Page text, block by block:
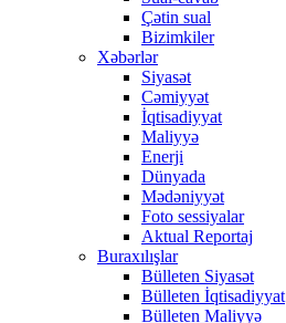
Çətin sual
Bizimkiler
Xəbərlər
Siyasət
Cəmiyyət
İqtisadiyyat
Maliyyə
Enerji
Dünyada
Mədəniyyət
Foto sessiyalar
Aktual Reportaj
Buraxılışlar
Bülleten Siyasət
Bülleten İqtisadiyyat
Bülleten Maliyyə